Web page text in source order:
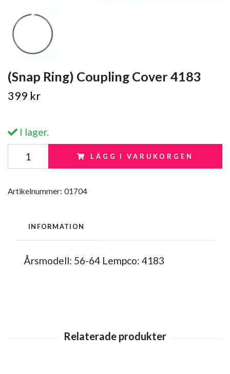
(Snap Ring) Coupling Cover 4183
399 kr
I lager.
LÄGG I VARUKORGEN
Artikelnummer: 01704
INFORMATION
Årsmodell: 56-64 Lempco: 4183